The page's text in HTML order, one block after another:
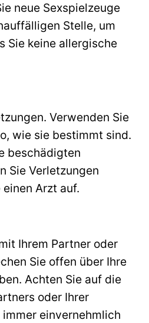
neue Sexspielzeuge
Stelle, um
Sie keine allergische
Verwenden Sie
wie sie bestimmt sind.
beschädigten
Sie Verletzungen
Arzt auf.
Ihrem Partner oder
Sie offen über Ihre
Achten Sie auf die
oder Ihrer
einvernehmlich